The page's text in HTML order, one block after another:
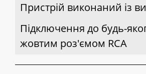
Пристрій виконаний із
Підключення до будь-
жовтим роз'ємом RCA